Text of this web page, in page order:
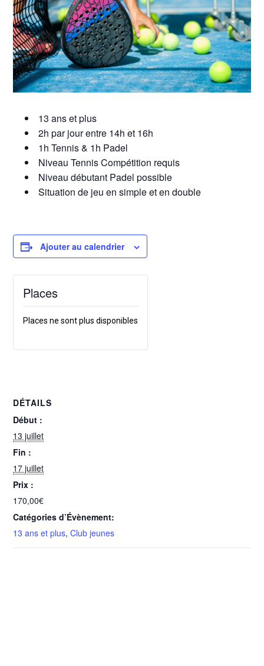
13 ans et plus
2h par jour entre 14h et 16h
1h Tennis & 1h Padel
Niveau Tennis Compétition requis
Niveau débutant Padel possible
Situation de jeu en simple et en double
Ajouter au calendrier
DÉTAILS
Début :
13 juillet
Fin :
17 juillet
Prix :
170,00€
Catégories d’Évènement:
13 ans et plus,Club jeunes
Places
Places ne sont plus disponibles